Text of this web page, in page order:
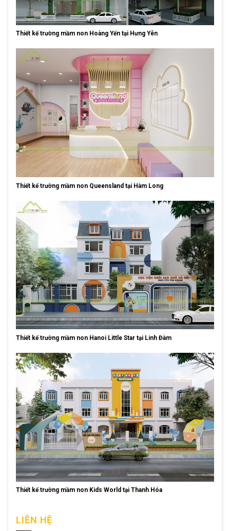
Thiết kế trường mầm non Hoàng Yến tại Hưng Yên
Thiết kế trường mầm non Queensland tại Hàm Long
Thiết kế trường mầm non Hanoi Little Star tại Linh Đàm
Thiết kế trường mầm non Kids World tại Thanh Hóa
LIÊN HỆ